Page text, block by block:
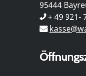
95444
+ 49 921-